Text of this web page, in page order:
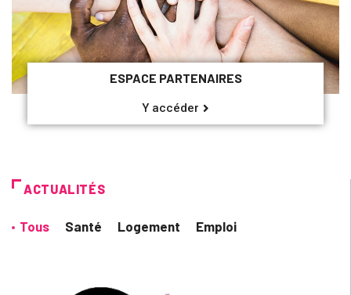
ESPACE PARTENAIRES
Y accéder
ACTUALITÉS
Tous Santé Logement Emploi